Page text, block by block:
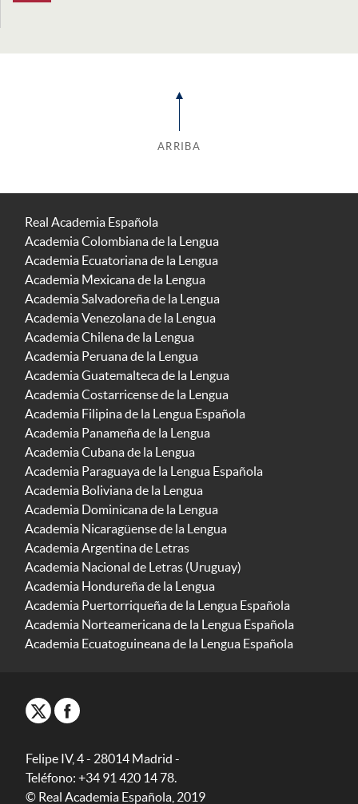
ARRIBA
Real Academia Española
Academia Colombiana de la Lengua
Academia Ecuatoriana de la Lengua
Academia Mexicana de la Lengua
Academia Salvadoreña de la Lengua
Academia Venezolana de la Lengua
Academia Chilena de la Lengua
Academia Peruana de la Lengua
Academia Guatemalteca de la Lengua
Academia Costarricense de la Lengua
Academia Filipina de la Lengua Española
Academia Panameña de la Lengua
Academia Cubana de la Lengua
Academia Paraguaya de la Lengua Española
Academia Boliviana de la Lengua
Academia Dominicana de la Lengua
Academia Nicaragüense de la Lengua
Academia Argentina de Letras
Academia Nacional de Letras (Uruguay)
Academia Hondureña de la Lengua
Academia Puertorriqueña de la Lengua Española
Academia Norteamericana de la Lengua Española
Academia Ecuatoguineana de la Lengua Española
Felipe IV, 4 - 28014 Madrid -
Teléfono: +34 91 420 14 78.
© Real Academia Española, 2019